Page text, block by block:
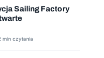
Sailing Factory
min czytania